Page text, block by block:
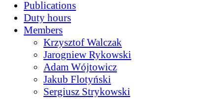
Publications
Duty hours
Members
Krzysztof Walczak
Jarogniew Rykowski
Adam Wójtowicz
Jakub Flotyński
Sergiusz Strykowski